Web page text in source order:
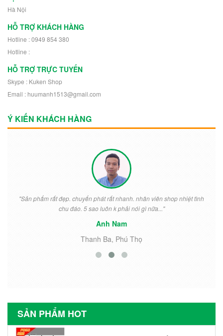
Hà Nội
HỖ TRỢ KHÁCH HÀNG
Hotline : 0949 854 380
Hotline :
HỖ TRỢ TRỰC TUYẾN
Skype : Kuken Shop
Email : huumanh1513@gmail.com
Ý KIẾN KHÁCH HÀNG
"Sản phẩm rất đẹp. chuyển phát rất nhanh. nhân viên shop nhiệt tình
chu đáo. 5 sao luôn k phải nói gì nữa..."
Anh Nam
Thanh Ba, Phú Thọ
SẢN PHẨM HOT